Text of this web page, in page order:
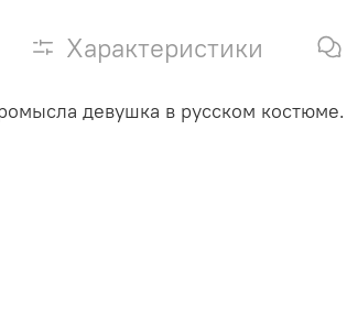
Характеристики
девушка в русском